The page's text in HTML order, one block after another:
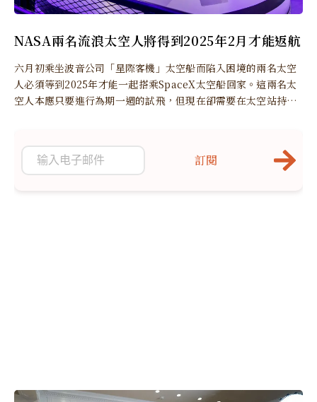
NASA兩名流浪太空人將得到2025年2月才能返航
六月初乘坐波音公司「星際客機」太空船而陷入困境的兩名太空
人必須等到2025年才能一起搭乘SpaceX太空船回家。這兩名太
空人本應只要進行為期一週的試飛，但現在卻需要在太空站持續
訂閱